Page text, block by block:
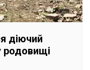
діючий
родовищі